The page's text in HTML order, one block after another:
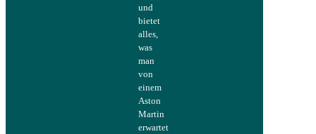
und
bietet
alles,
was
man
von
einem
Aston
Martin
erwartet